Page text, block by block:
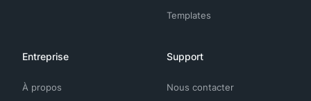
Templates
Entreprise
À propos
Support
Nous contacter